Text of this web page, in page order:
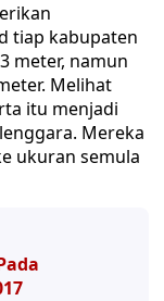
tiap kabupaten
meter, namun
Melihat
itu menjadi
Mereka
ukuran semula